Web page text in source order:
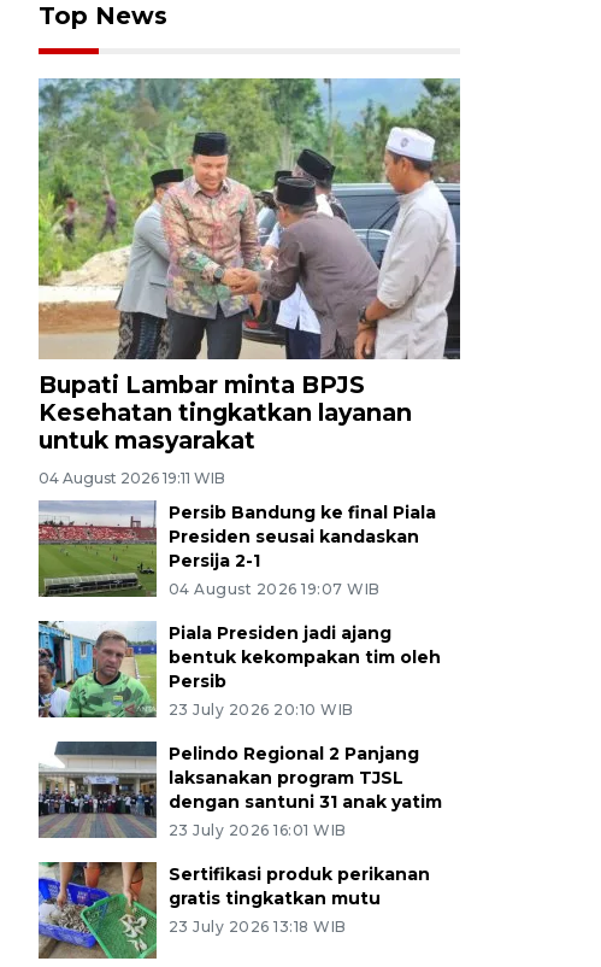
Top News
Bupati Lambar minta BPJS
Kesehatan tingkatkan layanan
untuk masyarakat
04 August 2026 19:11 WIB
Persib Bandung ke final Piala
Presiden seusai kandaskan
Persija 2-1
04 August 2026 19:07 WIB
Piala Presiden jadi ajang
bentuk kekompakan tim oleh
Persib
23 July 2026 20:10 WIB
Pelindo Regional 2 Panjang
laksanakan program TJSL
dengan santuni 31 anak yatim
23 July 2026 16:01 WIB
Sertifikasi produk perikanan
gratis tingkatkan mutu
23 July 2026 13:18 WIB